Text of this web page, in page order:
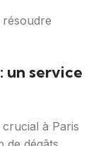
un service
crucial à Paris